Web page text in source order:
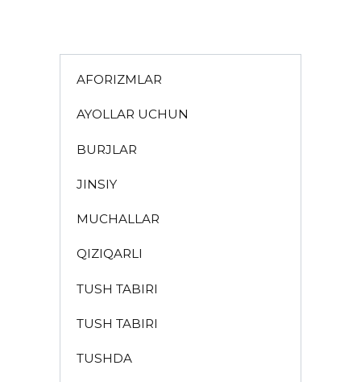
AFORIZMLAR
AYOLLAR UCHUN
BURJLAR
JINSIY
MUCHALLAR
QIZIQARLI
TUSH TABIRI
TUSH TABIRI
TUSHDA